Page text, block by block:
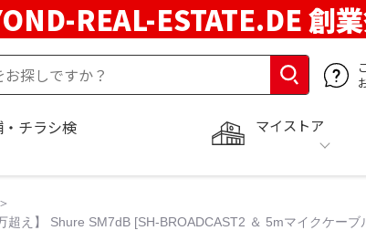
REAL-ESTATE.DE 創
マイストア
・チラシ検
超え】 Shure SM7dB [SH-BROADCAST2 ＆ 5mマイクケー